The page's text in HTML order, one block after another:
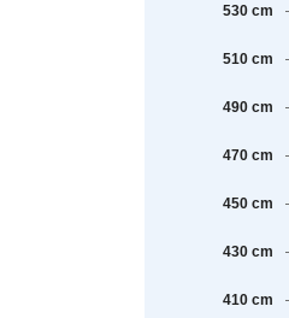
530 cm
510 cm
490 cm
470 cm
450 cm
430 cm
410 cm